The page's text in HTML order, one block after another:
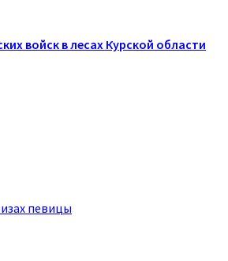
войск в лесах Курской области
певицы